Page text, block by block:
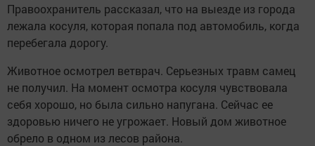
Правоохранитель рассказал, что на выезде из города
лежала косуля, которая попала под автомобиль, когда
перебегала дорогу.
Животное осмотрел ветврач. Серьезных травм самец
не получил. На момент осмотра косуля чувствовала
себя хорошо, но была сильно напугана. Сейчас ее
здоровью ничего не угрожает. Новый дом животное
обрело в одном из лесов района.